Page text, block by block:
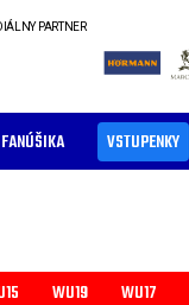
PARTNER
VSTUPENKY
WU19 WU17